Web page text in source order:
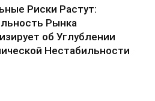
Риски Растут:
Рынка
об Углублении
Нестабильности